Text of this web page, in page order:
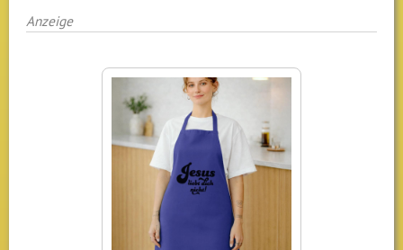
Anzeige